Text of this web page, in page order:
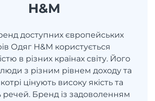
H&M
доступних європейських
Одяг H&M користується
в різних країнах світу. Його
з різним рівнем доходу та
цінують високу якість та
речей. Бренд із задоволенням